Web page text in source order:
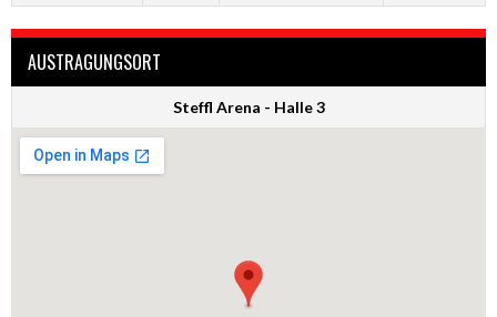
AUSTRAGUNGSORT
Steffl Arena - Halle 3